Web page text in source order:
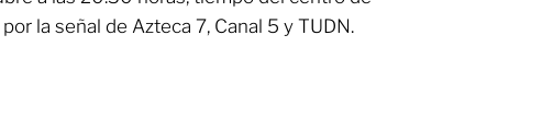
la señal de Azteca 7, Canal 5 y TUDN.